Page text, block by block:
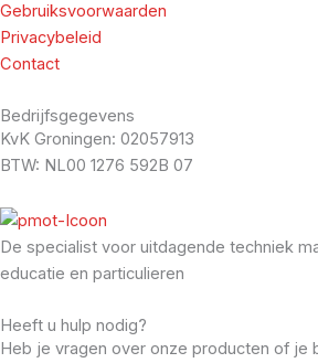
Gebruiksvoorwaarden
Privacybeleid
Contact
Bedrijfsgegevens
KvK Groningen: 02057913
BTW: NL00 1276 592B 07
De specialist voor uitdagende techniek
educatie en particulieren
Heeft u hulp nodig?
Heb je vragen over onze producten of je